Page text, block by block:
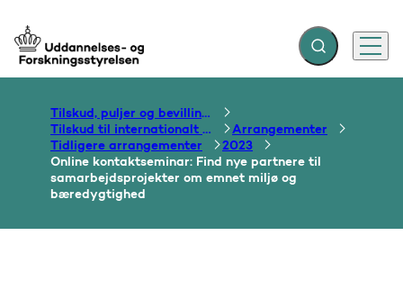
Gå til forsiden Fold søgefelt ud
Menu
Tilskud, puljer og bevillinger
Tilskud til internationalt samarbejde om uddannelse
Arrangementer
Tidligere arrangementer
2023
Online kontaktseminar: Find nye partnere til
samarbejdsprojekter om emnet miljø og
bæredygtighed